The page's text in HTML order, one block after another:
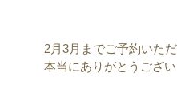
2月3月までご予約いた
本当にありがとうござ